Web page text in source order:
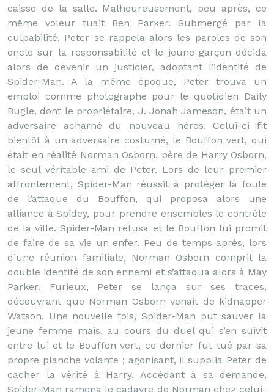
caisse de la salle. Malheureusement, peu après, ce
même voleur tuait Ben Parker. Submergé par la
culpabilité, Peter se rappela alors les paroles de son
oncle sur la responsabilité et le jeune garçon décida
alors de devenir un justicier, adoptant l’identité de
Spider-Man. A la même époque, Peter trouva un
emploi comme photographe pour le quotidien Daily
Bugle, dont le propriétaire, J. Jonah Jameson, était un
adversaire acharné du nouveau héros. Celui-ci fit
bientôt à un adversaire costumé, le Bouffon vert, qui
était en réalité Norman Osborn, père de Harry Osborn,
le seul véritable ami de Peter. Lors de leur premier
affrontement, Spider-Man réussit à protéger la foule
de l’attaque du Bouffon, qui proposa alors une
alliance à Spidey, pour prendre ensembles le contrôle
de la ville. Spider-Man refusa et le Bouffon lui promit
de faire de sa vie un enfer. Peu de temps après, lors
d’une réunion familiale, Norman Osborn comprit la
double identité de son ennemi et s’attaqua alors à May
Parker. Furieux, Peter se lança sur ses traces,
découvrant que Norman Osborn venait de kidnapper
Watson. Une nouvelle fois, Spider-Man put sauver la
jeune femme mais, au cours du duel qui s’en suivit
entre lui et le Bouffon vert, ce dernier fut tué par sa
propre planche volante ; agonisant, il supplia Peter de
cacher la vérité à Harry. Accédant à sa demande,
Spider-Man ramena le cadavre de Norman chez celui-